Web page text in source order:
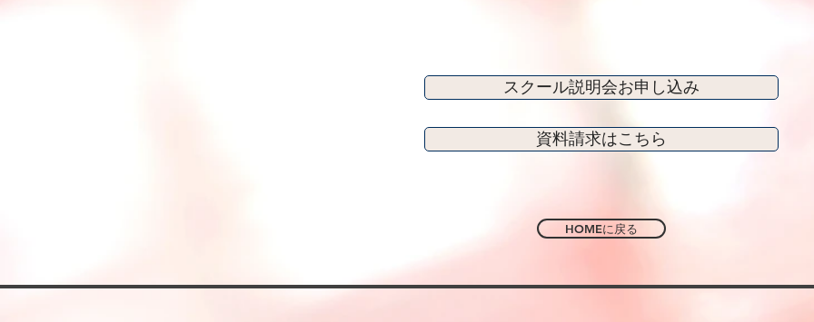
スクール説明会お申し込み
資料請求はこちら
HOMEに戻る